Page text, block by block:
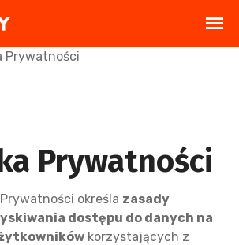
Prywatności
Prywatności
określa zasady
dostępu do danych na
korzystających z